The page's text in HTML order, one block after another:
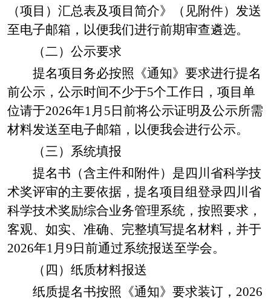
（项目）汇总表及项目简介》（见附件）发送
至电子邮箱，以便我们进行前期审查遴选。
（二）公示要求
提名项目务必按照《通知》要求进行提名
前公示，公示时间不少于5个工作日，项目单
位请于2026年1月5日前将公示证明及公示所需
材料发送至电子邮箱，以便我会进行公示。
（三）系统填报
提名书（含主件和附件）是四川省科学技
术奖评审的主要依据，提名项目组登录四川省
科学技术奖励综合业务管理系统，按照要求，
客观、如实、准确、完整填写提名材料，并于
2026年1月9日前通过系统报送至学会。
（四）纸质材料报送
纸质提名书按照《通知》要求装订， 2026